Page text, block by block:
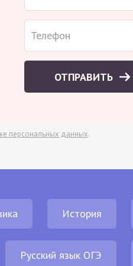
ОТПРАВИТЬ
персональных данных.
История
Русский язык ОГЭ